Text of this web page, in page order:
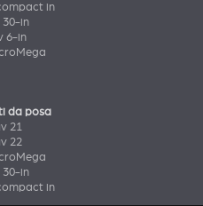
in
30-in
6-in
da posa
21
22
30-in
in